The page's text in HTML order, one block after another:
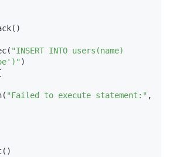
"INSERT INTO users(name)
"Failed to execute statement:" ,